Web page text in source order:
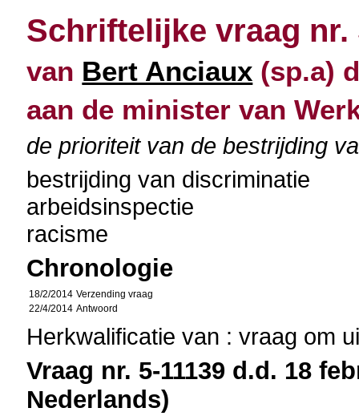
Schriftelijke vraag nr.
van Bert Anciaux (sp.a)
aan de minister van
de prioriteit van de bestrijding
bestrijding van discriminatie
arbeidsinspectie
racisme
Chronologie
18/2/2014 Verzending vraag
22/4/2014 Antwoord
Herkwalificatie van : vraag om
Vraag nr. 5-11139 d.d. 18
Nederlands)